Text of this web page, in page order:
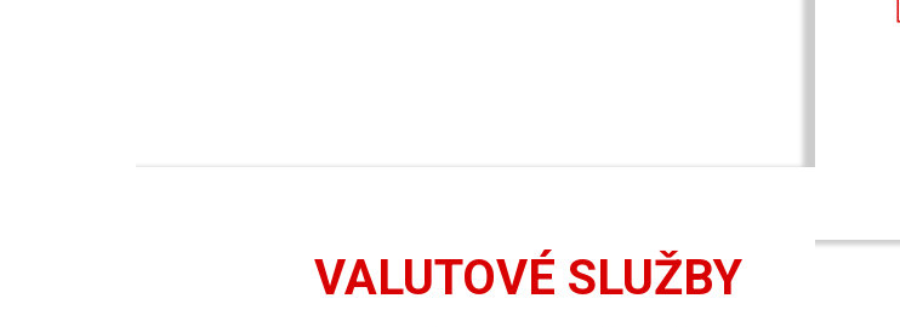
VALUTOVÉ SLUŽBY